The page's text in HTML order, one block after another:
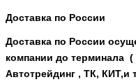
Доставка по России
Доставка по России
компании до терминала
Автотрейдинг , ТК, КИТ,и